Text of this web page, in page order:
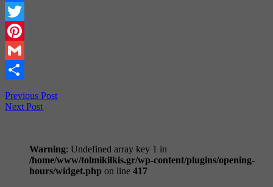
Facebook
Twitter
Pinterest
Gmail
Previous Post
Next Post
Warning: Undefined array key 1 in
/home/www/tolmikilkis.gr/wp-content/plugins/opening-
hours/widget.php on line 417